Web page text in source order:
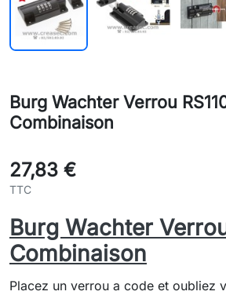
Burg Wachter Verrou
Combinaison
27,83 €
TTC
Burg Wachter
Combinaison
Placez un verrou a code et oubliez